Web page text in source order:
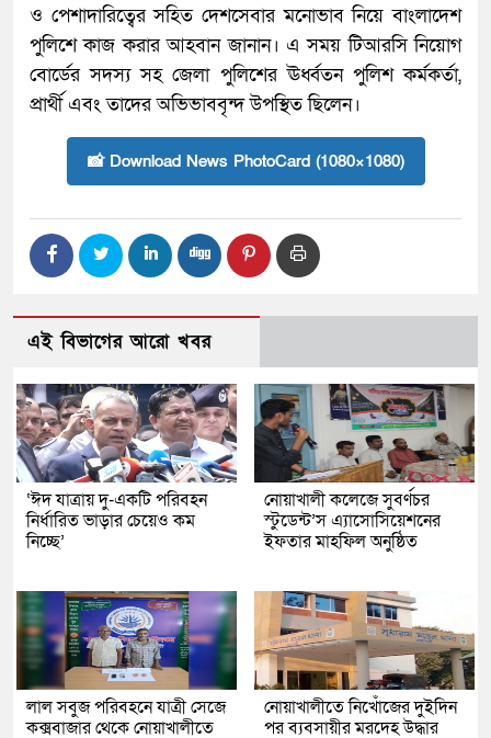
ও পেশাদারিত্বের সহিত দেশসেবার মনোভাব নিয়ে বাংলাদেশ
পুলিশে কাজ করার আহবান জানান। এ সময় টিআরসি নিয়োগ
বোর্ডের সদস্য সহ জেলা পুলিশের ঊর্ধ্বতন পুলিশ কর্মকর্তা,
প্রার্থী এবং তাদের অভিভাববৃন্দ উপস্থিত ছিলেন।
📸 Download News PhotoCard (1080×1080)
এই বিভাগের আরো খবর
‘ঈদ যাত্রায় দু-একটি পরিবহন
নির্ধারিত ভাড়ার চেয়েও কম
নিচ্ছে’
নোয়াখালী কলেজে সুবর্ণচর
স্টুডেন্ট’স এ্যাসোসিয়েশনের
ইফতার মাহফিল অনুষ্ঠিত
লাল সবুজ পরিবহনে যাত্রী সেজে
কক্সবাজার থেকে নোয়াখালীতে
নোয়াখালীতে নিখোঁজের দুইদিন
পর ব্যবসায়ীর মরদেহ উদ্ধার